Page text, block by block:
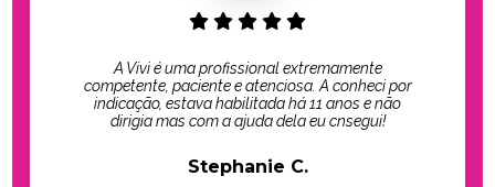
A Vivi é uma profissional extremamente
competente, paciente e atenciosa. A conheci por
indicação, estava habilitada há 11 anos e não
dirigia mas com a ajuda dela eu cnsegui!
Stephanie C.